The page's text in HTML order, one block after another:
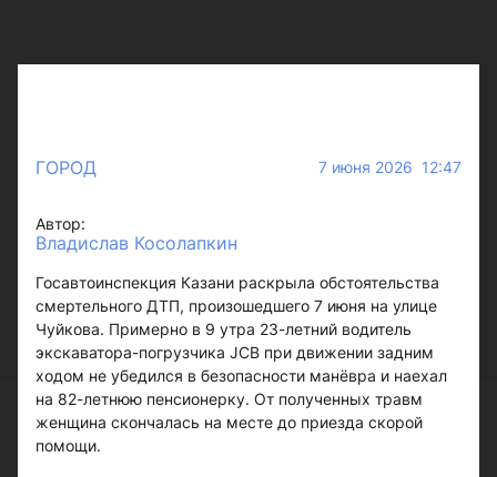
ГОРОД 7 июня 2026 12:47
Автор:
Владислав Косолапкин
Госавтоинспекция Казани раскрыла обстоятельства
смертельного ДТП, произошедшего 7 июня на улице
Чуйкова. Примерно в 9 утра 23-летний водитель
экскаватора-погрузчика JCB при движении задним
ходом не убедился в безопасности манёвра и наехал
на 82-летнюю пенсионерку. От полученных травм
женщина скончалась на месте до приезда скорой
помощи.